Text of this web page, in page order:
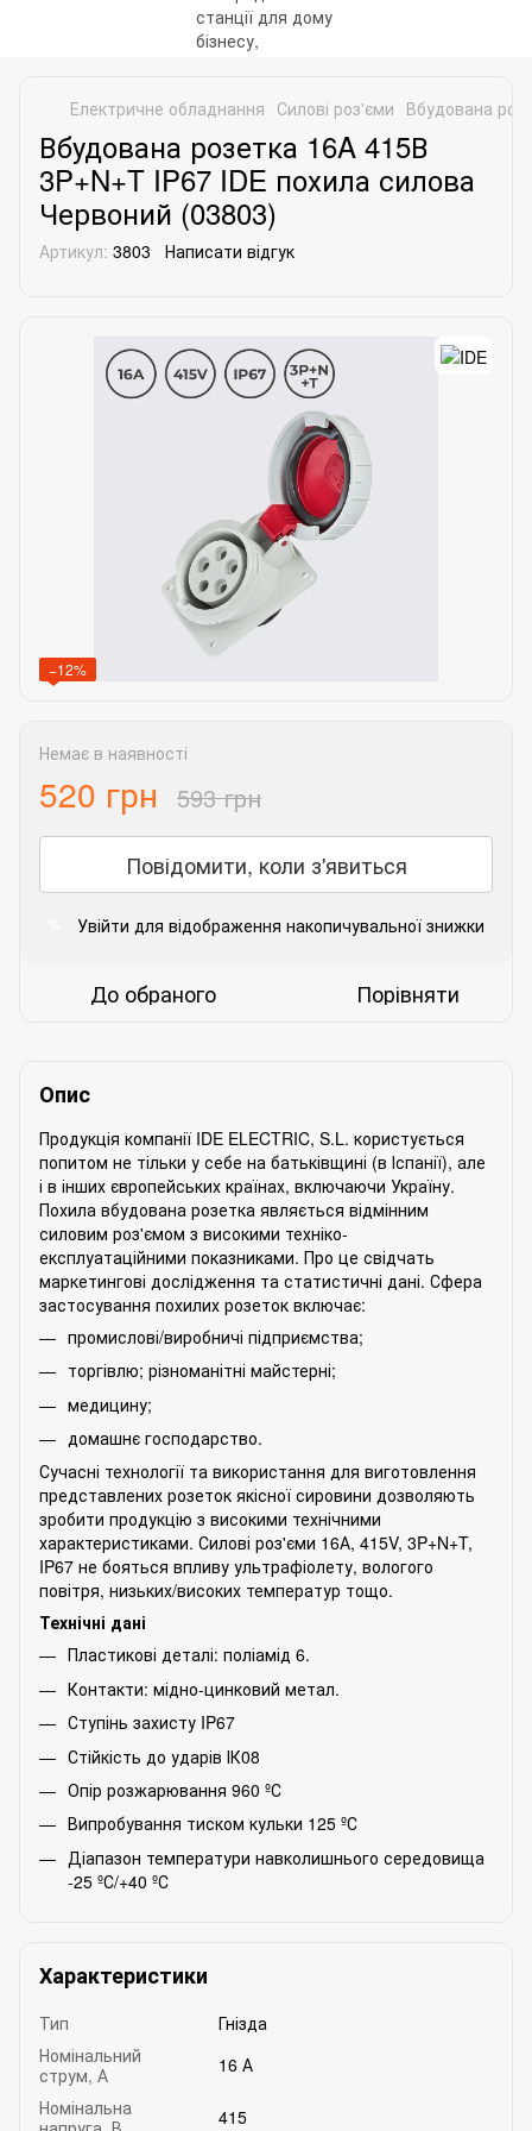
Електричне обладнання Силові роз'єми Вбудована
Вбудована розетка 16A 415В
3P+N+T IP67 IDE похила силова
Червоний (03803)
Артикул: 3803 Написати відгук
−12%
Немає в наявності
520 грн 593 грн
Повідомити, коли з'явиться
Увійти для відображення накопичувальної знижки
До обраного Порівняти
Опис
Продукція компанії IDE ELECTRIC, S.L. користується
попитом не тільки у себе на батьківщині (в Іспанії), але
і в інших європейських країнах, включаючи Україну.
Похила вбудована розетка являється відмінним
силовим роз'ємом з високими техніко-
експлуатаційними показниками. Про це свідчать
маркетингові дослідження та статистичні дані. Сфера
застосування похилих розеток включає:
промислові/виробничі підприємства;
торгівлю; різноманітні майстерні;
медицину;
домашнє господарство.
Сучасні технології та використання для виготовлення
представлених розеток якісної сировини дозволяють
зробити продукцію з високими технічними
характеристиками. Силові роз'єми 16А, 415V, 3P+N+T,
IP67 не бояться впливу ультрафіолету, вологого
повітря, низьких/високих температур тощо.
Технічні дані
Пластикові деталі: поліамід 6.
Контакти: мідно-цинковий метал.
Ступінь захисту IP67
Стійкість до ударів ІК08
Опір розжарювання 960 ºС
Випробування тиском кульки 125 ºС
Діапазон температури навколишнього середовища
-25 ºС/+40 ºС
Характеристики
Тип
Гнізда
Номінальний
струм, А
16 А
Номінальна
415